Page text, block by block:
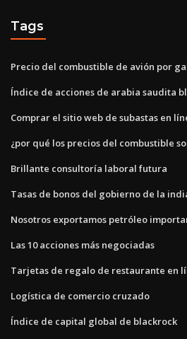
Tags
Precio del combustible de avión por
Índice de acciones de arabia saudita
Comprar el sitio web de subastas en
¿por qué los precios del combustible
Brillante consultoría laboral futura
Tasas de bonos del gobierno de la
Nosotros exportamos petróleo
Las 10 acciones más negociadas
Tarjetas de regalo de restaurante en
Logística de comercio cruzado
Índice de capital global de blackrock